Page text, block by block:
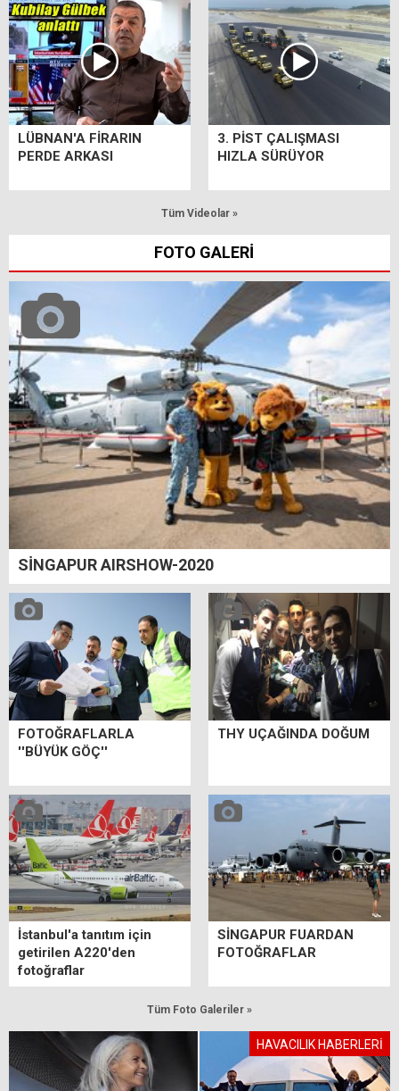
LÜBNAN'A FİRARIN
PERDE ARKASI
3. PİST ÇALIŞMASI
HIZLA SÜRÜYOR
Tüm Videolar »
FOTO GALERİ
SİNGAPUR AIRSHOW-2020
FOTOĞRAFLARLA
''BÜYÜK GÖÇ''
THY UÇAĞINDA DOĞUM
İstanbul'a tanıtım için
getirilen A220'den
fotoğraflar
SİNGAPUR FUARDAN
FOTOĞRAFLAR
Tüm Foto Galeriler »
HAVACILIK HABERLERİ